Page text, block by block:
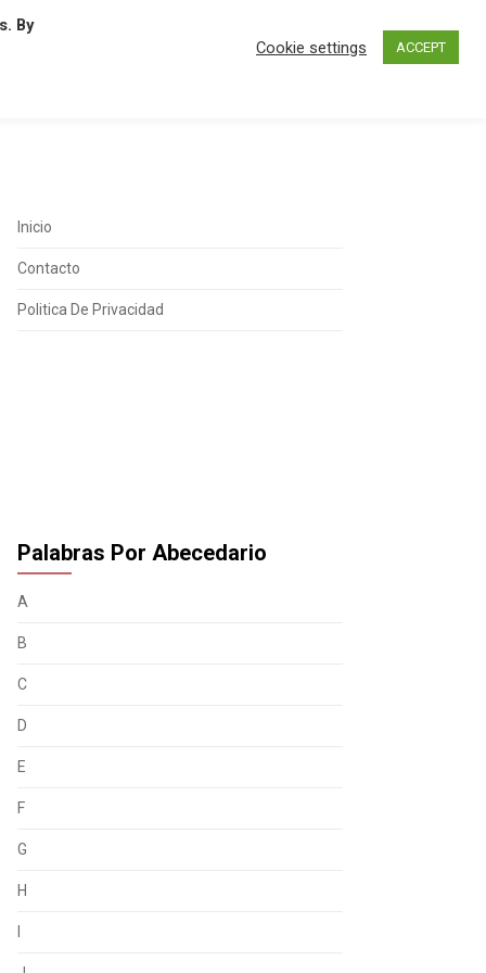
N
Inicio
Contacto
Politica De Privacidad
Palabras Por Abecedario
A
B
C
D
E
F
G
H
By
Cookie settings ACCEPT